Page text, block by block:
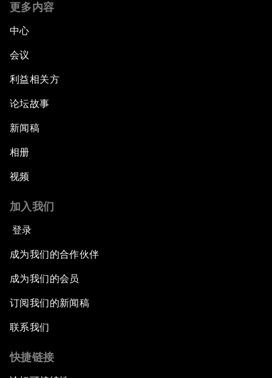
更多内容
中心
会议
利益相关方
论坛故事
新闻稿
相册
视频
加入我们
登录
成为我们的合作伙伴
成为我们的会员
订阅我们的新闻稿
联系我们
快捷链接